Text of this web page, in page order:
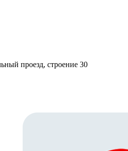
проезд, строение 30